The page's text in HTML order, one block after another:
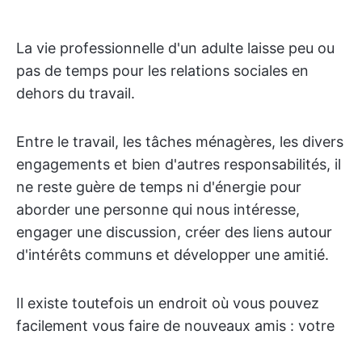
La vie professionnelle d'un adulte laisse peu ou
pas de temps pour les relations sociales en
dehors du travail.
Entre le travail, les tâches ménagères, les divers
engagements et bien d'autres responsabilités, il
ne reste guère de temps ni d'énergie pour
aborder une personne qui nous intéresse,
engager une discussion, créer des liens autour
d'intérêts communs et développer une amitié.
Il existe toutefois un endroit où vous pouvez
facilement vous faire de nouveaux amis : votre